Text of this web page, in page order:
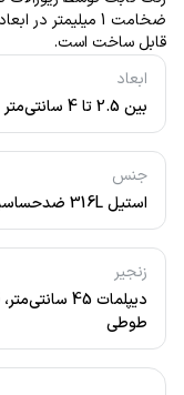
ابعاد
بین 2.5 تا 4 سانتی‌متر
جنس
استیل 316L ضدحساسیت
زنجیر
دیپلمات 45
طوطی
قابل ساخت است.